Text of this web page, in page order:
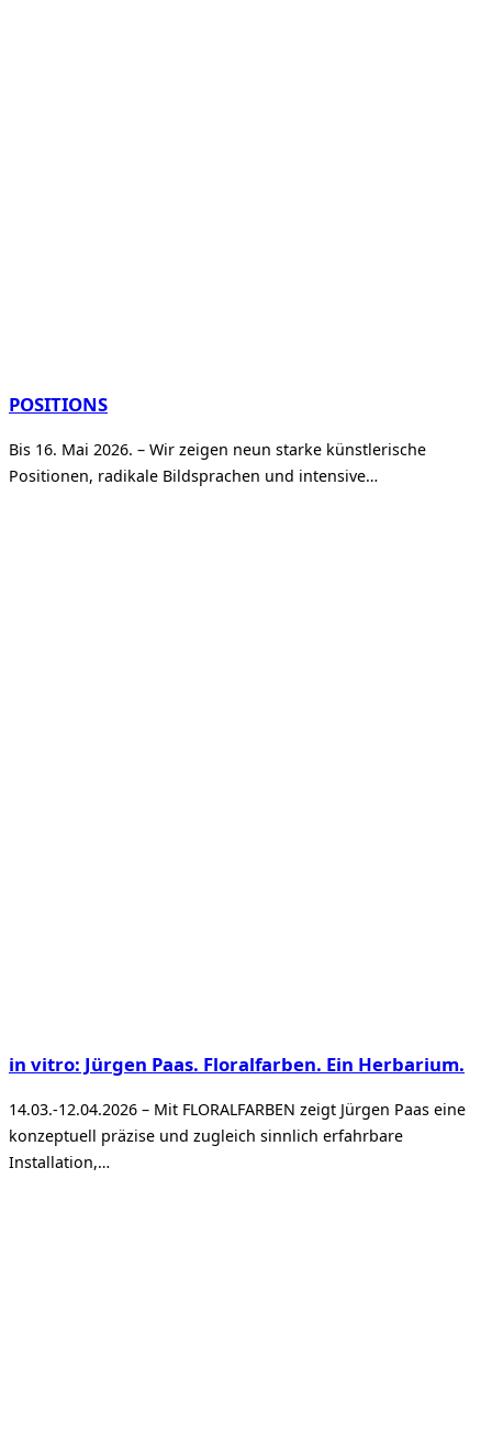
POSITIONS
Bis 16. Mai 2026. – Wir zeigen neun starke künstlerische
Positionen, radikale Bildsprachen und intensive…
in vitro: Jürgen Paas. Floralfarben. Ein Herbarium.
14.03.-12.04.2026 – Mit FLORALFARBEN zeigt Jürgen Paas eine
konzeptuell präzise und zugleich sinnlich erfahrbare
Installation,…